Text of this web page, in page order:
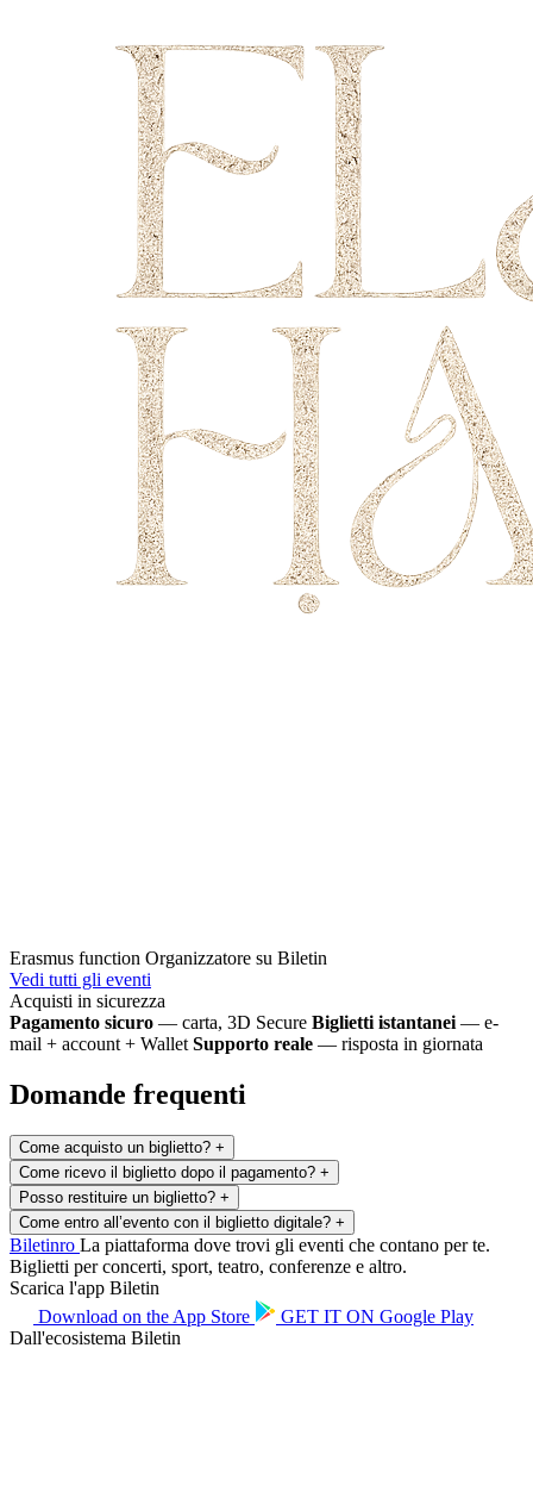
Erasmus function Organizzatore su Biletin
Vedi tutti gli eventi
Acquisti in sicurezza
Pagamento sicuro — carta, 3D Secure Biglietti istantanei — e-
mail + account + Wallet Supporto reale — risposta in giornata
Domande frequenti
Come acquisto un biglietto? +
Come ricevo il biglietto dopo il pagamento? +
Posso restituire un biglietto? +
Come entro all’evento con il biglietto digitale? +
Biletinro La piattaforma dove trovi gli eventi che contano per te.
Biglietti per concerti, sport, teatro, conferenze e altro.
Scarica l'app Biletin
Download on the App Store GET IT ON Google Play
Dall'ecosistema Biletin